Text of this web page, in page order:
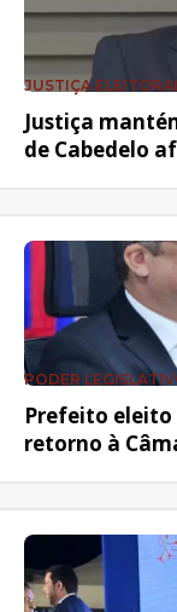
JUSTIÇA
Justiça
de Cabedelo
PODER
Prefeito eleito
retorno à